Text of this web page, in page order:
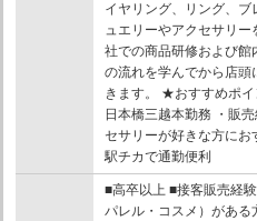
イヤリング、リング、
ュエリーやアクセサリ
社での商品研修および館
の流れを学んでから店
きます。 ★おすすめポ
日本橋三越本勤務 ・販
セサリーが好きな方にお
駅チカで通勤便利
■高卒以上 ■接客販売経
パレル・コスメ）がある